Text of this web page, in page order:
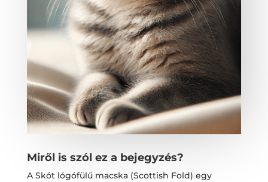
Miről is szól ez a bejegyzés?
A Skót lógófülű macska (Scottish Fold) egy